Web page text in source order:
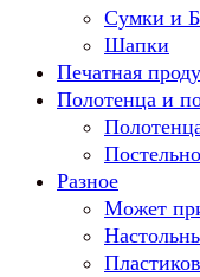
Сумки и
Шапки
Печатная
Полотенца и
Разное
Может